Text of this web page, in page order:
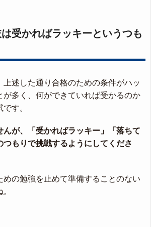
受かればラッキーというつも
上述した通り合格のための条件がハッ
が多く、何ができていれば受かるのか
す。
んが、「受かればラッキー」「落ちて
つもりで挑戦するようにしてくださ
めの勉強を止めて準備することのない